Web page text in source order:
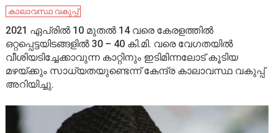
കാലാവസ്ഥ വകുപ്പ്
2021 ഏപ്രിൽ 10 മുതൽ 14 വരെ കേരളത്തിൽ
ഒറ്റപ്പെട്ടയിടങ്ങളിൽ 30 – 40 കി.മി. വരെ വേഗതയിൽ
വീശിയടിച്ചേക്കാവുന്ന കാറ്റിനും ഇടിമിന്നലോട് കൂടിയ
മഴയ്ക്കും സാധ്യതയുണ്ടെന്ന് കേന്ദ്ര കാലാവസ്ഥ വകുപ്പ്
അറിയിച്ചു.